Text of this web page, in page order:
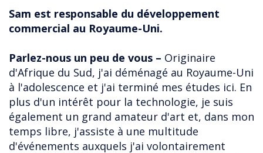
Sam est responsable du développement
commercial au Royaume-Uni.
Parlez-nous un peu de vous – Originaire
d'Afrique du Sud, j'ai déménagé au Royaume-Uni
à l'adolescence et j'ai terminé mes études ici. En
plus d'un intérêt pour la technologie, je suis
également un grand amateur d'art et, dans mon
temps libre, j'assiste à une multitude
d'événements auxquels j'ai volontairement